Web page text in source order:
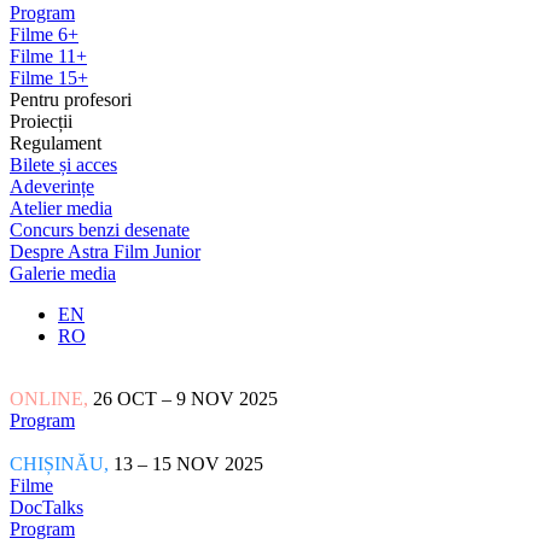
Program
Filme 6+
Filme 11+
Filme 15+
Pentru profesori
Proiecții
Regulament
Bilete și acces
Adeverințe
Atelier media
Concurs benzi desenate
Despre Astra Film Junior
Galerie media
EN
RO
ONLINE, 26 OCT – 9 NOV 2025
Program
CHIȘINĂU, 13 – 15 NOV 2025
Filme
DocTalks
Program